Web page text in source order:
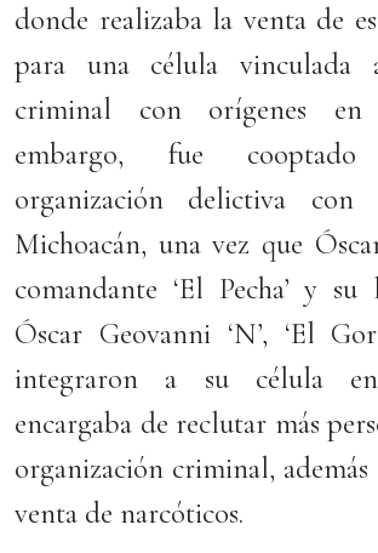
donde realizaba la venta de
para una célula
criminal con orígenes en
embargo, fue
organización delictiva con
Michoacán, una vez que
comandante ‘El Pecha’ y su
Óscar Geovanni ‘N’, ‘El
integraron a su célula
encargaba de reclutar más
organización criminal,
venta de narcóticos.